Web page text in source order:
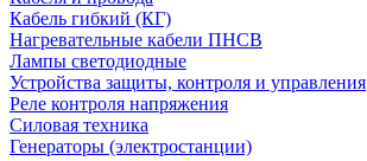
Кабель гибкий (КГ)
Нагревательные кабели ПНСВ
Лампы светодиодные
Устройства защиты, контроля и управления
Реле контроля напряжения
Силовая техника
Генераторы (электростанции)